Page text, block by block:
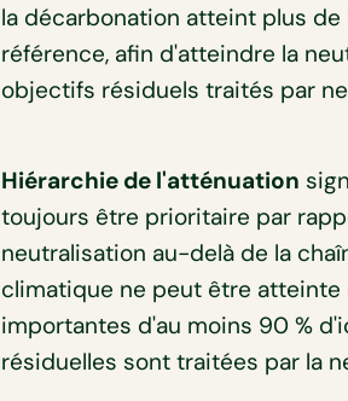
la décarbonation atteint plus
référence, afin d'atteindre la
objectifs résiduels traités par
Hiérarchie de l'atténuation
toujours être prioritaire par
neutralisation au-delà de la
climatique ne peut être
importantes d'au moins 90 %
résiduelles sont traitées par la